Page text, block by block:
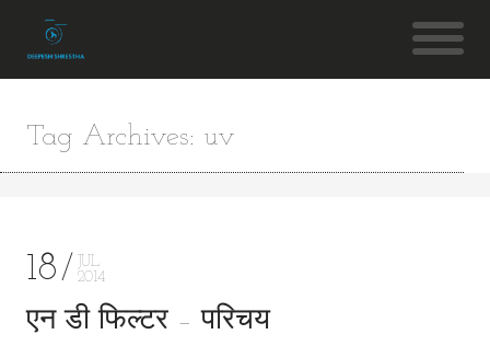
Tag Archives: uv
18
JUL
2014
एन डी फिल्टर – परिचय